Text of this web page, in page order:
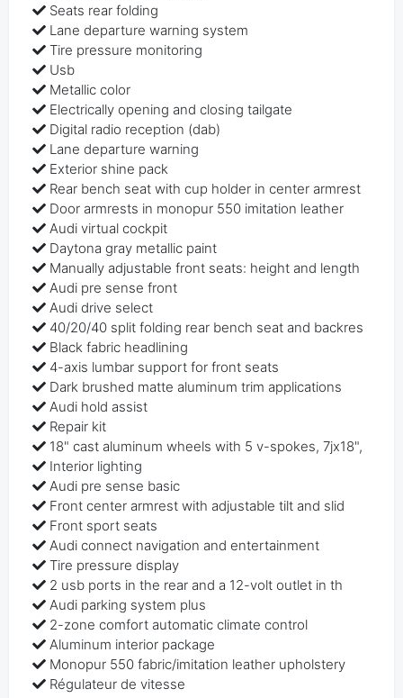
Seats rear folding
Lane departure warning system
Tire pressure monitoring
Usb
Metallic color
Electrically opening and closing tailgate
Digital radio reception (dab)
Lane departure warning
Exterior shine pack
Rear bench seat with cup holder in center armrest
Door armrests in monopur 550 imitation leather
Audi virtual cockpit
Daytona gray metallic paint
Manually adjustable front seats: height and length
Audi pre sense front
Audi drive select
40/20/40 split folding rear bench seat and backres
Black fabric headlining
4-axis lumbar support for front seats
Dark brushed matte aluminum trim applications
Audi hold assist
Repair kit
18" cast aluminum wheels with 5 v-spokes, 7jx18",
Interior lighting
Audi pre sense basic
Front center armrest with adjustable tilt and slid
Front sport seats
Audi connect navigation and entertainment
Tire pressure display
2 usb ports in the rear and a 12-volt outlet in th
Audi parking system plus
2-zone comfort automatic climate control
Aluminum interior package
Monopur 550 fabric/imitation leather upholstery
Régulateur de vitesse